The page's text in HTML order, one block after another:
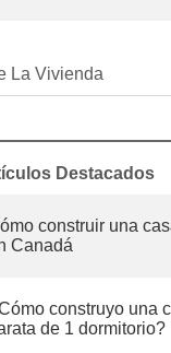
La Vivienda
Destacados
construir una
Canadá
construyo una
de 1 dormitorio?